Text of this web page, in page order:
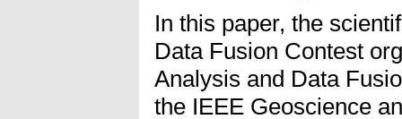
In this paper, the
Data Fusion Contest
Analysis and Data
the IEEE Geoscience